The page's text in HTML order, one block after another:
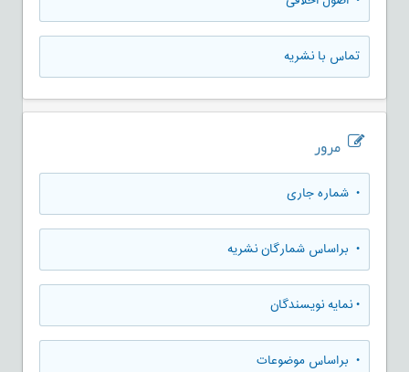
تماس با نشریه
مرور
• شماره جاری
• براساس شمارگان نشریه
•نمایه نویسندگان
• براساس موضوعات